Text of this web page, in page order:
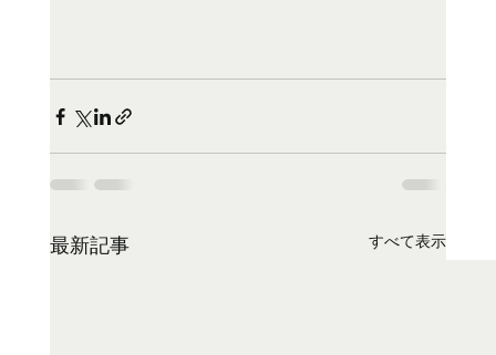
最新記事 すべて表示